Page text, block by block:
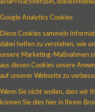
Google Analytics Cookies
Diese Cookies sammeln
dabei helfen zu verstehen, wie
unsere Marketing-Maßnahmen
aus diesen Cookies unsere
auf unserer Webseite zu
Wenn Sie nicht wollen, dass wir
können Sie dies hier in Ihrem